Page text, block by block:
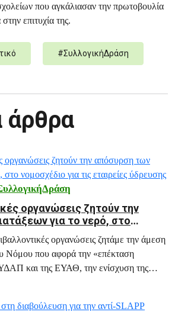
που αγκάλιασαν την πρωτοβουλία
επιτυχία της.
#ΣυλλογικήΔράση
άρθρα
οργανώσεις ζητούν την
για το νερό, στο
εταιρείες ύδρευσης
οργανώσεις ζητάμε την άμεση
Νόμου που αφορά την «επέκταση
και της ΕΥΑΘ, την ενίσχυση της
και άλλες ανάλογες διατάξεις.